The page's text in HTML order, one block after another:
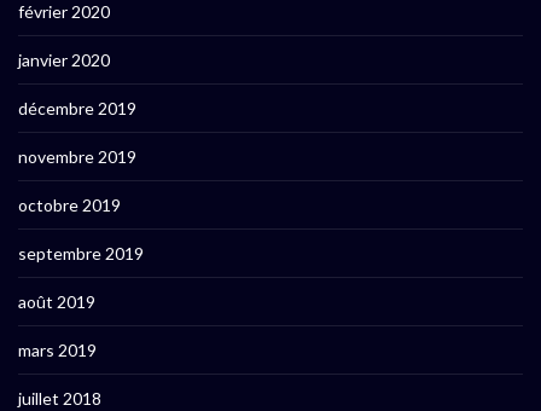
février 2020
janvier 2020
décembre 2019
novembre 2019
octobre 2019
septembre 2019
août 2019
mars 2019
juillet 2018